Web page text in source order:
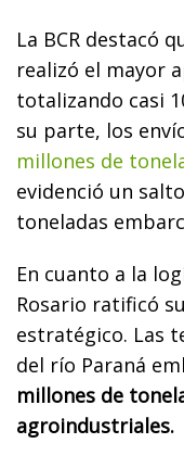
La BCR destacó
realizó el mayor
totalizando casi
su parte, los
millones de
evidenció un
toneladas
En cuanto a la
Rosario ratificó
estratégico. Las
del río Paraná
millones de
agroindustriales.